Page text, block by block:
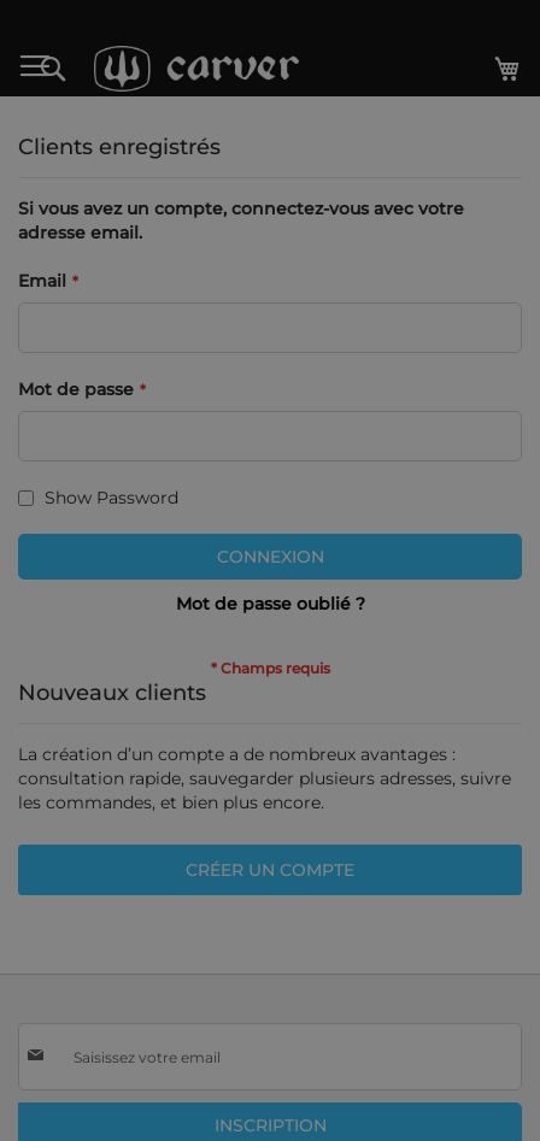
au
contenu
Rechercher
Clients enregistrés
Si vous avez un compte, connectez-vous avec votre
adresse email.
Email
Mot de passe
Show Password
CONNEXION
Mot de passe oublié ?
Nouveaux clients
La création d’un compte a de nombreux avantages :
consultation rapide, sauvegarder plusieurs adresses, suivre
les commandes, et bien plus encore.
CRÉER UN COMPTE
lettre
INSCRIPTION